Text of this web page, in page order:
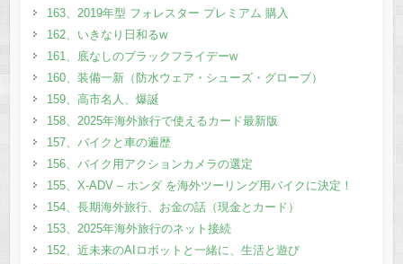
163、2019年型 フォレスター プレミアム 購入
162、いきなり日和るw
161、底なしのブラックフライデーw
160、装備一新（防水ウェア・シューズ・グローブ）
159、高市名人、爆誕
158、2025年海外旅行で使えるカード最新版
157、バイクと車の遍歴
156、バイク用アクションカメラの選定
155、X-ADV – ホンダ を海外ツーリング用バイクに決定！
154、長期海外旅行、お金の話（現金とカード）
153、2025年海外旅行のネット接続
152、近未来のAIロボットと一緒に、生活と遊び